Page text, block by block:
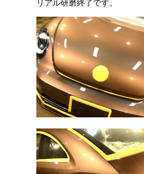
リアル研磨終了です。